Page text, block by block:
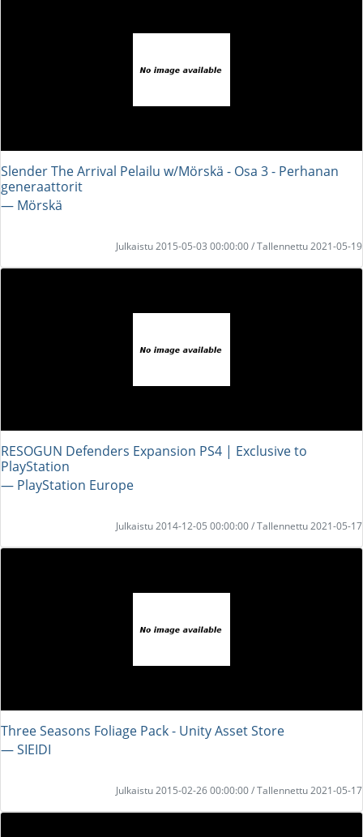
Slender The Arrival Pelailu w/Mörskä - Osa 3 - Perhanan
generaattorit
― Mörskä
Julkaistu 2015-05-03 00:00:00 / Tallennettu 2021-05-19
RESOGUN Defenders Expansion PS4 | Exclusive to
PlayStation
― PlayStation Europe
Julkaistu 2014-12-05 00:00:00 / Tallennettu 2021-05-17
Three Seasons Foliage Pack - Unity Asset Store
― SIEIDI
Julkaistu 2015-02-26 00:00:00 / Tallennettu 2021-05-17